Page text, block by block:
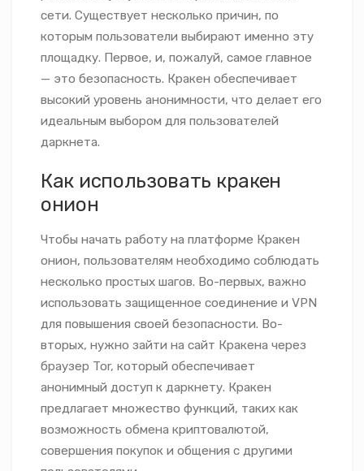
сети. Существует несколько причин, по
которым пользователи выбирают именно эту
площадку. Первое, и, пожалуй, самое главное
— это безопасность. Кракен обеспечивает
высокий уровень анонимности, что делает его
идеальным выбором для пользователей
даркнета.
Как использовать кракен
онион
Чтобы начать работу на платформе Кракен
онион, пользователям необходимо соблюдать
несколько простых шагов. Во-первых, важно
использовать защищенное соединение и VPN
для повышения своей безопасности. Во-
вторых, нужно зайти на сайт Кракена через
браузер Tor, который обеспечивает
анонимный доступ к даркнету. Кракен
предлагает множество функций, таких как
возможность обмена криптовалютой,
совершения покупок и общения с другими